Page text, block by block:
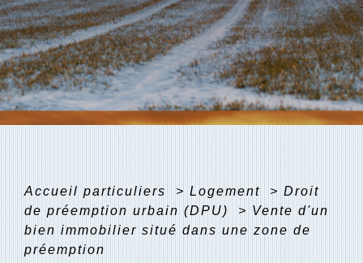
Accueil particuliers > Logement > Droit
de préemption urbain (DPU)
> Vente d'un
bien immobilier situé dans une zone de
préemption